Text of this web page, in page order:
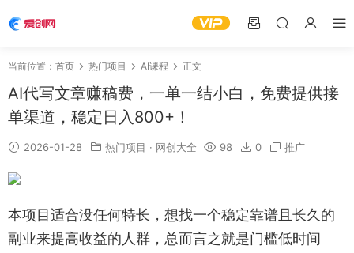
当前位置： 首页 热门项目 AI课程 正文
AI代写文章赚稿费，一单一结小白，免费提供接
单渠道，稳定日入800+！
2026-01-28 热门项目 · 网创大全 98 0 推广
本项目适合没任何特长，想找一个稳定靠谱且长久的
副业来提高收益的人群，总而言之就是门槛低时间